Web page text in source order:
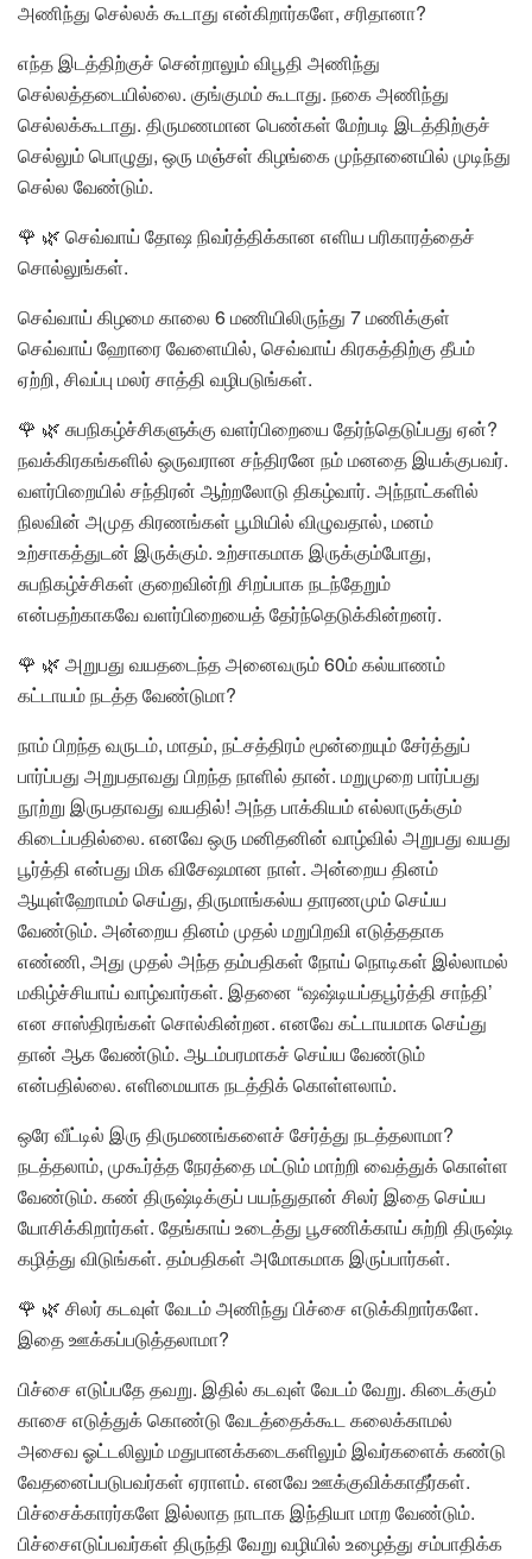
அணிந்து செல்லக் கூடாது என்கிறார்களே, சரிதானா?
எந்த இடத்திற்குச் சென்றாலும் விபூதி அணிந்து
செல்லத்தடையில்லை. குங்குமம் கூடாது. நகை அணிந்து
செல்லக்கூடாது. திருமணமான பெண்கள் மேற்படி இடத்திற்குச்
செல்லும் பொழுது, ஒரு மஞ்சள் கிழங்கை முந்தானையில் முடிந்து
செல்ல வேண்டும்.
🌹 🌿 செவ்வாய் தோஷ நிவர்த்திக்கான எளிய பரிகாரத்தைச்
சொல்லுங்கள்.
செவ்வாய் கிழமை காலை 6 மணியிலிருந்து 7 மணிக்குள்
செவ்வாய் ஹோரை வேளையில், செவ்வாய் கிரகத்திற்கு தீபம்
ஏற்றி, சிவப்பு மலர் சாத்தி வழிபடுங்கள்.
🌹 🌿 சுபநிகழ்ச்சிகளுக்கு வளர்பிறையை தேர்ந்தெடுப்பது ஏன்?
நவக்கிரகங்களில் ஒருவரான சந்திரனே நம் மனதை இயக்குபவர்.
வளர்பிறையில் சந்திரன் ஆற்றலோடு திகழ்வார். அந்நாட்களில்
நிலவின் அமுத கிரணங்கள் பூமியில் விழுவதால், மனம்
உற்சாகத்துடன் இருக்கும். உற்சாகமாக இருக்கும்போது,
சுபநிகழ்ச்சிகள் குறைவின்றி சிறப்பாக நடந்தேறும்
என்பதற்காகவே வளர்பிறையைத் தேர்ந்தெடுக்கின்றனர்.
🌹 🌿 அறுபது வயதடைந்த அனைவரும் 60ம் கல்யாணம்
கட்டாயம் நடத்த வேண்டுமா?
நாம் பிறந்த வருடம், மாதம், நட்சத்திரம் மூன்றையும் சேர்த்துப்
பார்ப்பது அறுபதாவது பிறந்த நாளில் தான். மறுமுறை பார்ப்பது
நூற்று இருபதாவது வயதில்! அந்த பாக்கியம் எல்லாருக்கும்
கிடைப்பதில்லை. எனவே ஒரு மனிதனின் வாழ்வில் அறுபது வயது
பூர்த்தி என்பது மிக விசேஷமான நாள். அன்றைய தினம்
ஆயுள்ஹோமம் செய்து, திருமாங்கல்ய தாரணமும் செய்ய
வேண்டும். அன்றைய தினம் முதல் மறுபிறவி எடுத்ததாக
எண்ணி, அது முதல் அந்த தம்பதிகள் நோய் நொடிகள் இல்லாமல்
மகிழ்ச்சியாய் வாழ்வார்கள். இதனை “ஷஷ்டியப்தபூர்த்தி சாந்தி’
என சாஸ்திரங்கள் சொல்கின்றன. எனவே கட்டாயமாக செய்து
தான் ஆக வேண்டும். ஆடம்பரமாகச் செய்ய வேண்டும்
என்பதில்லை. எளிமையாக நடத்திக் கொள்ளலாம்.
ஒரே வீட்டில் இரு திருமணங்களைச் சேர்த்து நடத்தலாமா?
நடத்தலாம், முகூர்த்த நேரத்தை மட்டும் மாற்றி வைத்துக் கொள்ள
வேண்டும். கண் திருஷ்டிக்குப் பயந்துதான் சிலர் இதை செய்ய
யோசிக்கிறார்கள். தேங்காய் உடைத்து பூசணிக்காய் சுற்றி திருஷ்டி
கழித்து விடுங்கள். தம்பதிகள் அமோகமாக இருப்பார்கள்.
🌹 🌿 சிலர் கடவுள் வேடம் அணிந்து பிச்சை எடுக்கிறார்களே.
இதை ஊக்கப்படுத்தலாமா?
பிச்சை எடுப்பதே தவறு. இதில் கடவுள் வேடம் வேறு. கிடைக்கும்
காசை எடுத்துக் கொண்டு வேடத்தைக்கூட கலைக்காமல்
அசைவ ஓட்டலிலும் மதுபானக்கடைகளிலும் இவர்களைக் கண்டு
வேதனைப்படுபவர்கள் ஏராளம். எனவே ஊக்குவிக்காதீர்கள்.
பிச்சைக்காரர்களே இல்லாத நாடாக இந்தியா மாற வேண்டும்.
பிச்சைஎடுப்பவர்கள் திருந்தி வேறு வழியில் உழைத்து சம்பாதிக்க